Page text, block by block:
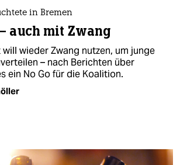
in Bremen
auch mit Zwang
wieder Zwang nutzen, um junge
– nach Berichten über
ein No Go für die Koalition.